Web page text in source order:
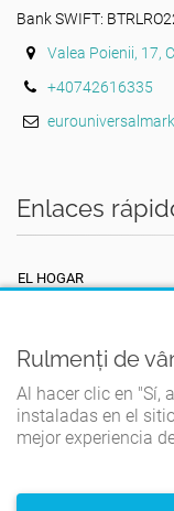
Bank SWIFT:
Valea Poienii, 17,
+40742616335
Enlaces
EL HOGAR
POLÍTICA DE
CONTACTO
Rulmenți de
Al hacer clic en "Sí,
instaladas en el
mejor experiencia